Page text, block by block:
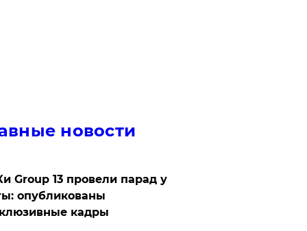
новости
Group 13 провели парад у
опубликованы
кадры